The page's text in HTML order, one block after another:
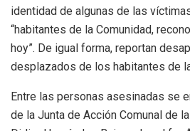
identidad de algunas de las
“habitantes de la Comunidad,
hoy”. De igual forma, reportan
desplazados de los habitantes de
Entre las personas asesinadas se
de la Junta de Acción Comunal de